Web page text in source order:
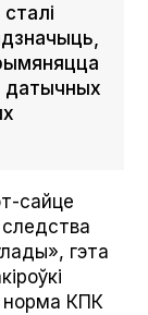
датычных
сайце
гэта
норма КПК